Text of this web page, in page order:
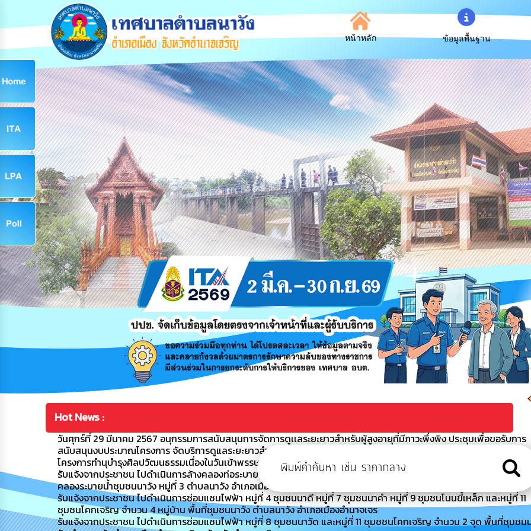
หน้าหลัก ข้อมูลพื้นฐาน
Hot News :
วันศุกร์ที่ 29 มีนาคม 2567 อนุกรรมการสนับสนุนการจัดการดูเเลระยะยาวสำหรับผู้สูงอายุที่มีภาวะพึ่งพิง ประชุมเพื่อขอรับการ
สนับสนุนงบประมาณโครงการ จัดบริการดูแลระยะยาวสำหรับผู้สูงอายุที่มีภาวะพึ่งพิงและบุค
โครงการทำนุบำรุงศิลปวัฒนธรรมเนื่องในวันเข้าพรรษา ประจำปีงบประมาณ พ.ศ. 2569
รับแจ้งจากประชาชน ไปดำเนินการล้างคลองท่อระบายน้ำ เจ้าหน้าที่สำนักงานเทศบาลตำบลนาวัง กองช่าง ร่วมพัฒนาแก้ไขล้าง
คลองระบายน้ำชุมชนนาวัง หมู่ที่ 3 ตำบลนาวัง อำเภอเมืองอำนาจเจริญ จังหวัดอำนาจเจริญ
รับแจ้งจากประชาชน ไปดำเนินการซ่อมแซมไฟฟ้า หมู่ที่ 4 ชุมชนนาดี หมู่ที่ 7 ชุมชนนาคำ หมู่ที่ 9 ชุมชนโนนขี้เหล็ก และหมู่ที่ 11
ชุมชนโคกเจริญ จำนวน 4 หมู่บ้าน พื้นที่ชุมชนนาวัง ตำบลนาวัง อำเภอเมืองอำนาจเจร
รับแจ้งจากประชาชน ไปดำเนินการซ่อมแซมไฟฟ้า หมู่ที่ 8 ชุมชนนาวัด และหมู่ที่ 11 ชุมชชนโคกเจริญ จำนวน 2 จุด พื้นที่ชุมชน